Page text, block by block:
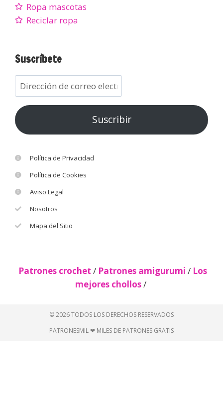
Ropa mascotas
Reciclar ropa
Suscríbete
Suscribir
Política de Privacidad
Política de Cookies
Aviso Legal
Nosotros
Mapa del Sitio
Patrones crochet / Patrones amigurumi / Los
mejores chollos/
© 2026 TODOS LOS DERECHOS RESERVADOS
PATRONESMIL ❤ MILES DE PATRONES GRATIS